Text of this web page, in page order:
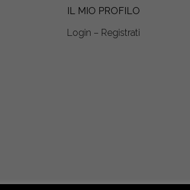
IL MIO PROFILO
Login – Registrati